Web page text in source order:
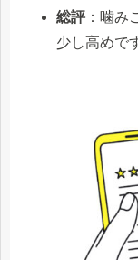
総評 ：噛み
少し高めで